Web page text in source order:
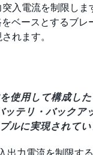
入電流を制限しま
ベースとするブレ
れます。
使用して構成し
ッテリ・バックア
ルに実現されてい
出力電流を制限す